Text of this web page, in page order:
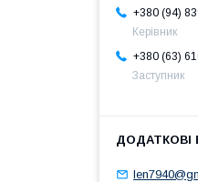
+380 (94)
Керівник
+380 (63)
Заступник